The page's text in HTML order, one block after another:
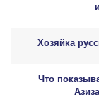
Хозяйка
Что